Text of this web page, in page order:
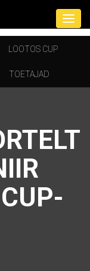
LOOTOS CUP
TOETAJAD